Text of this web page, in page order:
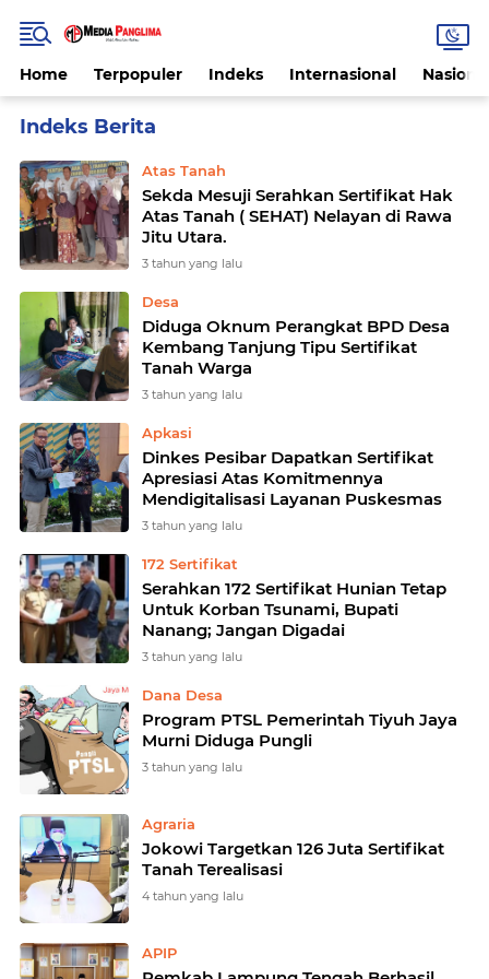
Home Terpopuler Indeks Internasional
Atas Tanah
Sekda Mesuji Serahkan Sertifikat Hak
Atas Tanah ( SEHAT) Nelayan di Rawa
Jitu Utara.
3 tahun yang lalu
Desa
Diduga Oknum Perangkat BPD Desa
Kembang Tanjung Tipu Sertifikat
Tanah Warga
3 tahun yang lalu
Apkasi
Dinkes Pesibar Dapatkan Sertifikat
Apresiasi Atas Komitmennya
Mendigitalisasi Layanan Puskesmas
3 tahun yang lalu
172 Sertifikat
Serahkan 172 Sertifikat Hunian Tetap
Untuk Korban Tsunami, Bupati
Nanang; Jangan Digadai
3 tahun yang lalu
Dana Desa
Program PTSL Pemerintah Tiyuh Jaya
Murni Diduga Pungli
3 tahun yang lalu
Agraria
Jokowi Targetkan 126 Juta Sertifikat
Tanah Terealisasi
4 tahun yang lalu
APIP